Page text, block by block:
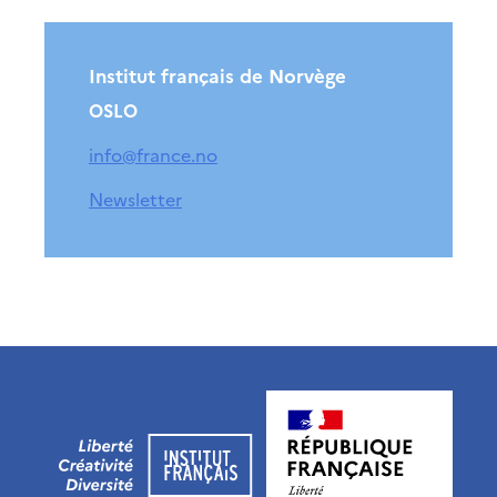
Høyere utdanning og
Studere i Frankrike
Doktorgrader og
For institusjoner
VITENSKAP OG
FORSKNING
Cooperation
Institut français de Norvège
OSLO
info@france.no
Newsletter